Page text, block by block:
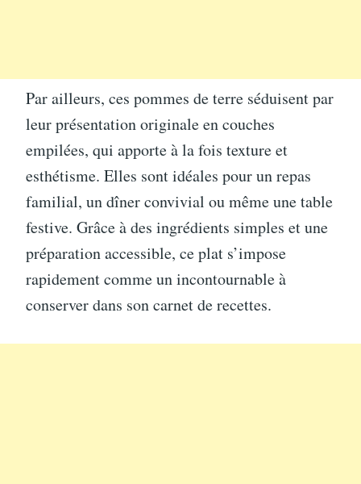
Par ailleurs, ces pommes de terre séduisent par
leur présentation originale en couches
empilées, qui apporte à la fois texture et
esthétisme. Elles sont idéales pour un repas
familial, un dîner convivial ou même une table
festive. Grâce à des ingrédients simples et une
préparation accessible, ce plat s’impose
rapidement comme un incontournable à
conserver dans son carnet de recettes.